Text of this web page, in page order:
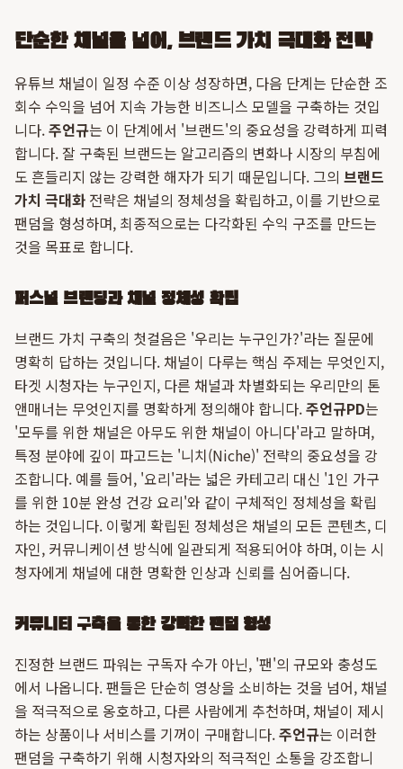
단순한 채널을 넘어, 브랜드 가치 극대화 전략
유튜브 채널이 일정 수준 이상 성장하면, 다음 단계는 단순한 조
회수 수익을 넘어 지속 가능한 비즈니스 모델을 구축하는 것입
니다.주언규는 이 단계에서 '브랜드'의 중요성을 강력하게 피력
합니다. 잘 구축된 브랜드는 알고리즘의 변화나 시장의 부침에
도 흔들리지 않는 강력한 해자가 되기 때문입니다. 그의 브랜드
가치 극대화 전략은 채널의 정체성을 확립하고, 이를 기반으로
팬덤을 형성하며, 최종적으로는 다각화된 수익 구조를 만드는
것을 목표로 합니다.
퍼스널 브랜딩과 채널 정체성 확립
브랜드 가치 구축의 첫걸음은 '우리는 누구인가?'라는 질문에
명확히 답하는 것입니다. 채널이 다루는 핵심 주제는 무엇인지,
타겟 시청자는 누구인지, 다른 채널과 차별화되는 우리만의 톤
앤매너는 무엇인지를 명확하게 정의해야 합니다.주언규PD는
'모두를 위한 채널은 아무도 위한 채널이 아니다'라고 말하며,
특정 분야에 깊이 파고드는 '니치(Niche)' 전략의 중요성을 강
조합니다. 예를 들어, '요리'라는 넓은 카테고리 대신 '1인 가구
를 위한 10분 완성 건강 요리'와 같이 구체적인 정체성을 확립
하는 것입니다. 이렇게 확립된 정체성은 채널의 모든 콘텐츠, 디
자인, 커뮤니케이션 방식에 일관되게 적용되어야 하며, 이는 시
청자에게 채널에 대한 명확한 인상과 신뢰를 심어줍니다.
커뮤니티 구축을 통한 강력한 팬덤 형성
진정한 브랜드 파워는 구독자 수가 아닌, '팬'의 규모와 충성도
에서 나옵니다. 팬들은 단순히 영상을 소비하는 것을 넘어, 채널
을 적극적으로 옹호하고, 다른 사람에게 추천하며, 채널이 제시
하는 상품이나 서비스를 기꺼이 구매합니다.주언규는 이러한
팬덤을 구축하기 위해 시청자와의 적극적인 소통을 강조합니